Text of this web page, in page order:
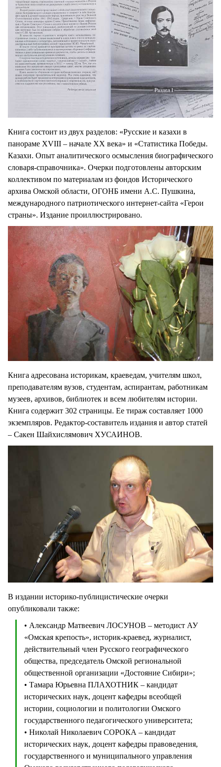
Книга состоит из двух разделов: «Русские и казахи в
панораме XVIII – начале XX века» и «Статистика Победы.
Казахи. Опыт аналитического осмысления биографического
словаря-справочника». Очерки подготовлены авторским
коллективом по материалам из фондов Исторического
архива Омской области, ОГОНБ имени А.С. Пушкина,
международного патриотического интернет-сайта «Герои
страны». Издание проиллюстрировано.
Книга адресована историкам, краеведам, учителям школ,
преподавателям вузов, студентам, аспирантам, работникам
музеев, архивов, библиотек и всем любителям истории.
Книга содержит 302 страницы. Ее тираж составляет 1000
экземпляров. Редактор-составитель издания и автор статей
– Сакен Шайхислямович ХУСАИНОВ.
В издании историко-публицистические очерки
опубликовали также:
• Александр Матвеевич ЛОСУНОВ – методист АУ
«Омская крепость», историк-краевед, журналист,
действительный член Русского географического
общества, председатель Омской региональной
общественной организации «Достояние Сибири»;
• Тамара Юрьевна ПЛАХОТНИК – кандидат
исторических наук, доцент кафедры всеобщей
истории, социологии и политологии Омского
государственного педагогического университета;
• Николай Николаевич СОРОКА – кандидат
исторических наук, доцент кафедры правоведения,
государственного и муниципального управления